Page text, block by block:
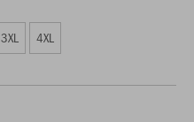
3XL 4XL